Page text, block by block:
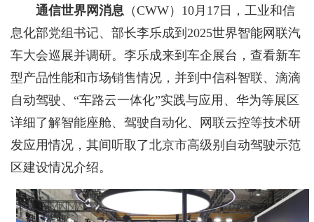
通信世界网消息 （CWW） 10月17日，工业和信
息化部党组书记、部长李乐成到2025世界智能网联汽
车大会巡展并调研。李乐成来到车企展台，查看新车
型产品性能和市场销售情况，并到中信科智联、滴滴
自动驾驶、“车路云一体化”实践与应用、华为等展区
详细了解智能座舱、驾驶自动化、网联云控等技术研
发应用情况，其间听取了北京市高级别自动驾驶示范
区建设情况介绍。